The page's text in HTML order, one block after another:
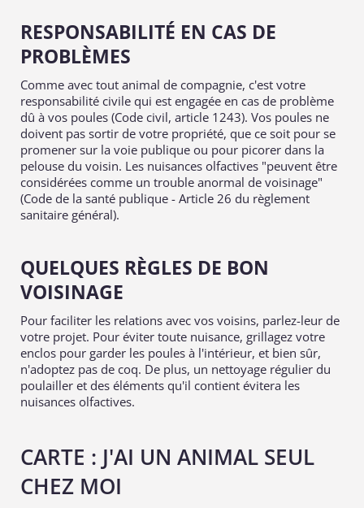
RESPONSABILITÉ EN CAS DE
PROBLÈMES
Comme avec tout animal de compagnie, c'est votre
responsabilité civile qui est engagée en cas de problème
dû à vos poules (Code civil, article 1243). Vos poules ne
doivent pas sortir de votre propriété, que ce soit pour se
promener sur la voie publique ou pour picorer dans la
pelouse du voisin. Les nuisances olfactives "peuvent être
considérées comme un trouble anormal de voisinage"
(Code de la santé publique - Article 26 du règlement
sanitaire général).
QUELQUES RÈGLES DE BON
VOISINAGE
Pour faciliter les relations avec vos voisins, parlez-leur de
votre projet. Pour éviter toute nuisance, grillagez votre
enclos pour garder les poules à l'intérieur, et bien sûr,
n'adoptez pas de coq. De plus, un nettoyage régulier du
poulailler et des éléments qu'il contient évitera les
nuisances olfactives.
CARTE : J'AI UN ANIMAL SEUL
CHEZ MOI